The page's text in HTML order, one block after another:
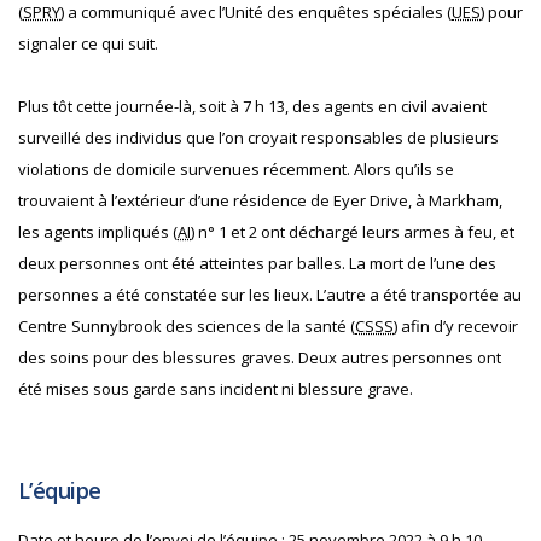
(SPRY) a communiqué avec l’Unité des enquêtes spéciales (UES) pour
signaler ce qui suit.
Plus tôt cette journée-là, soit à 7 h 13, des agents en civil avaient
surveillé des individus que l’on croyait responsables de plusieurs
violations de domicile survenues récemment. Alors qu’ils se
trouvaient à l’extérieur d’une résidence de Eyer Drive, à Markham,
les agents impliqués (AI) n° 1 et 2 ont déchargé leurs armes à feu, et
deux personnes ont été atteintes par balles. La mort de l’une des
personnes a été constatée sur les lieux. L’autre a été transportée au
Centre Sunnybrook des sciences de la santé (CSSS) afin d’y recevoir
des soins pour des blessures graves. Deux autres personnes ont
été mises sous garde sans incident ni blessure grave.
L’équipe